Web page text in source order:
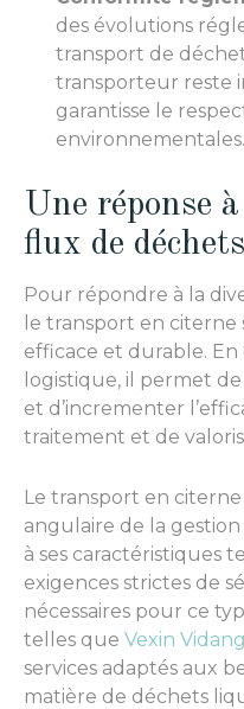
des évolutions
transport de
transporteur reste
garantisse le
environnementales.
Une réponse
flux de
Pour répondre à la
le transport en
efficace et durable.
logistique, il permet
et d’incrementer
traitement et de
Le transport en
angulaire de la
à ses caractéristiques
exigences strictes de
nécessaires pour ce
telles que Vexin
services adaptés aux
matière de déchets